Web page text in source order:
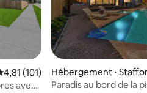
: 4,92 sur 5
moyenne sur la base de
4,81 (101)
avec
Hébergement ⋅
Paradis au bord de la